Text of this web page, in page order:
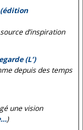
d’inspiration
(L’)
depuis des temps
une vision
)